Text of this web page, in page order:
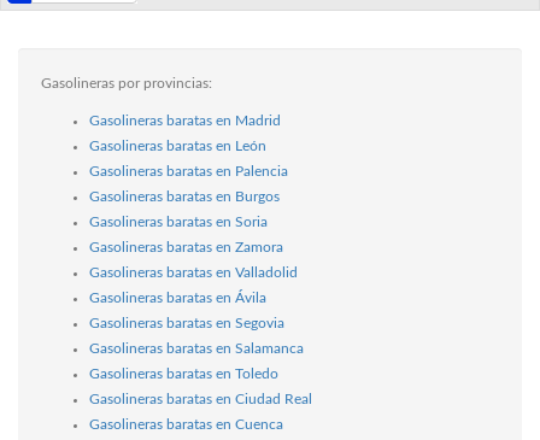
Gasolineras por provincias:
Gasolineras baratas en Madrid
Gasolineras baratas en León
Gasolineras baratas en Palencia
Gasolineras baratas en Burgos
Gasolineras baratas en Soria
Gasolineras baratas en Zamora
Gasolineras baratas en Valladolid
Gasolineras baratas en Ávila
Gasolineras baratas en Segovia
Gasolineras baratas en Salamanca
Gasolineras baratas en Toledo
Gasolineras baratas en Ciudad Real
Gasolineras baratas en Cuenca